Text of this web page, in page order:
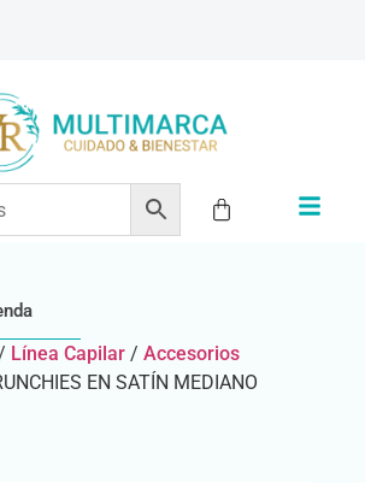
Línea Capilar / Accesorios
EN SATÍN MEDIANO